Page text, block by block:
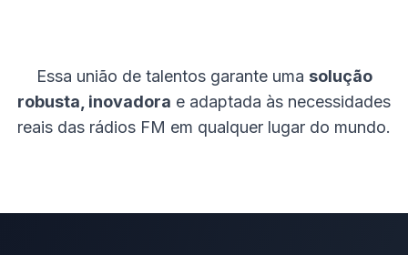
Essa união de talentos garante uma solução
robusta, inovadora e adaptada às necessidades
reais das rádios FM em qualquer lugar do mundo.